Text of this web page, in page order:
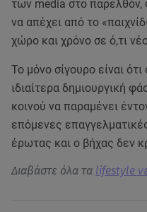
των media στο παρελθόν,
να απέχει από το
χώρο και χρόνο σε ό,τι
Το μόνο σίγουρο είναι
ιδιαίτερα δημιουργική
κοινού να παραμένει
επόμενες
έρωτας και ο βήχας δεν
Διαβάστε όλα τα lifestyle